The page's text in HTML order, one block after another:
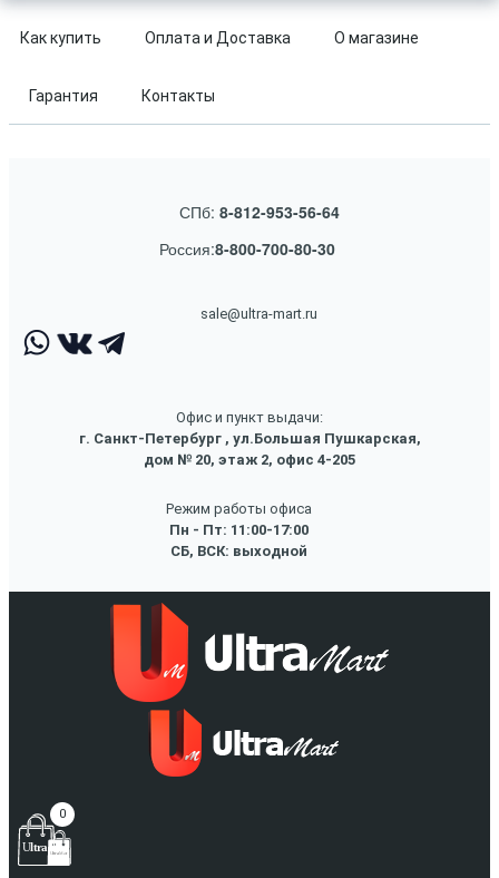
Как купить Оплата и Доставка О магазине
Гарантия Контакты
СПб: 8-812-953-56-64
Россия:8-800-700-80-30
sale@ultra-mart.ru
Офис и пункт выдачи:
г. Санкт-Петербург , ул.Большая Пушкарская,
дом № 20, этаж 2, офис 4-205
Режим работы офиса
Пн - Пт: 11:00-17:00
СБ, ВСК: выходной
0